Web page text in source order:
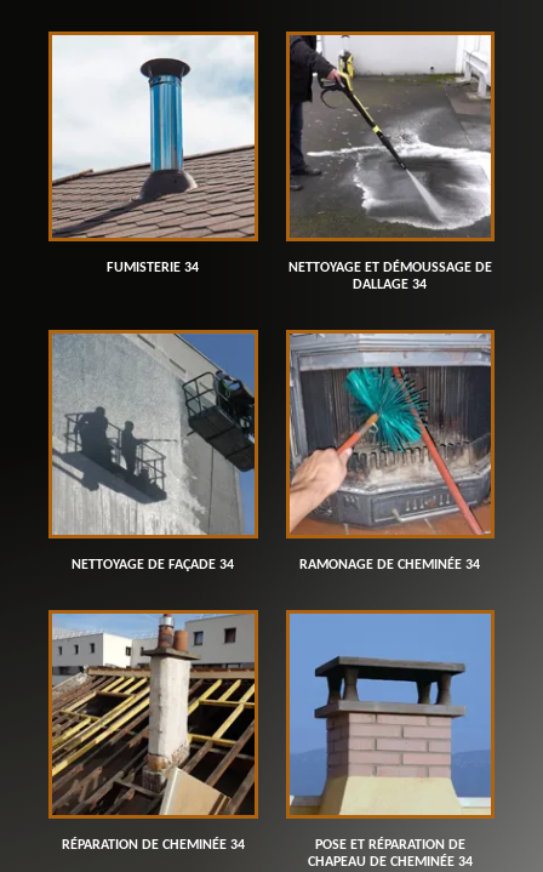
FUMISTERIE 34
NETTOYAGE ET DÉMOUSSAGE DE
DALLAGE 34
NETTOYAGE DE FAÇADE 34 RAMONAGE DE CHEMINÉE 34
RÉPARATION DE CHEMINÉE 34
POSE ET RÉPARATION DE
CHAPEAU DE CHEMINÉE 34